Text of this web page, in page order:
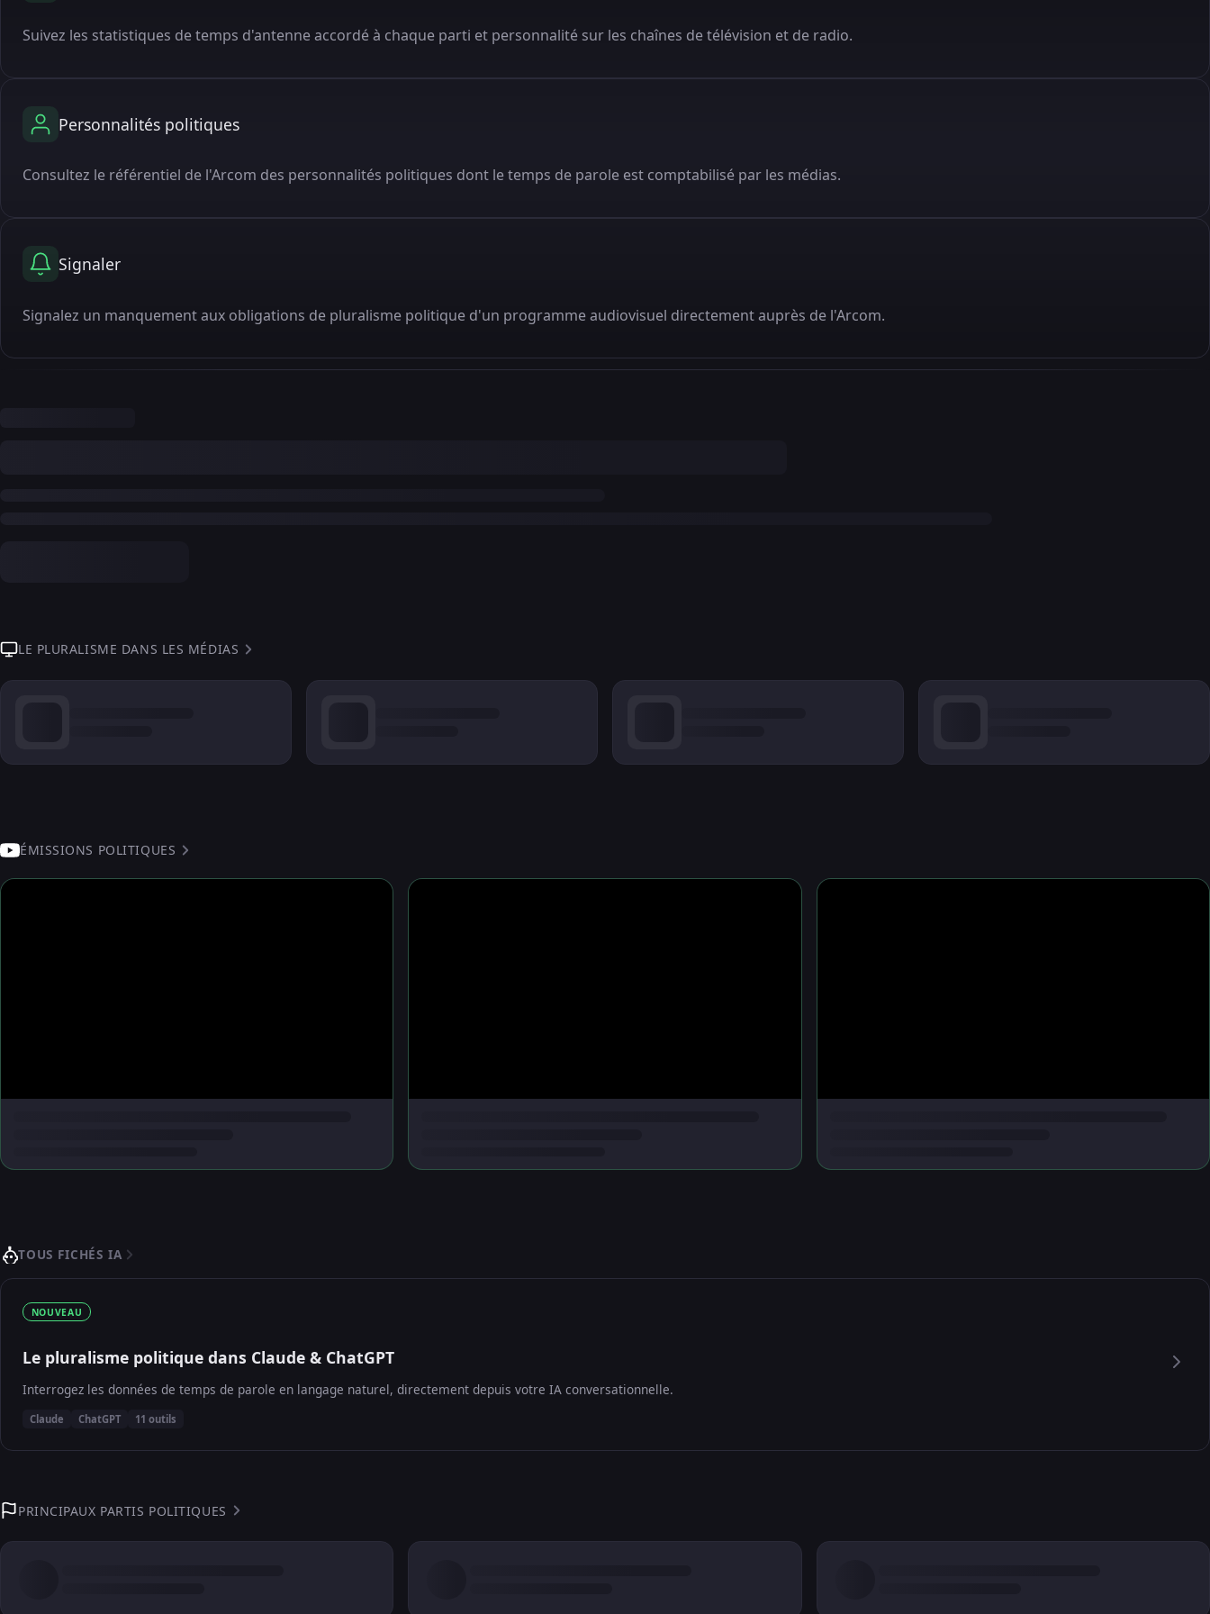
Suivez les statistiques de temps d'antenne accordé à chaque parti et personnalité sur les chaînes de télévision et de radio.
Personnalités politiques
Consultez le référentiel de l'Arcom des personnalités politiques dont le temps de parole est comptabilisé par les médias.
Signaler
Signalez un manquement aux obligations de pluralisme politique d'un programme audiovisuel directement auprès de l'Arcom.
LE PLURALISME DANS LES MÉDIAS
ÉMISSIONS POLITIQUES
TOUS FICHÉS IA
NOUVEAU
Le pluralisme politique dans Claude & ChatGPT
Interrogez les données de temps de parole en langage naturel, directement depuis votre IA conversationnelle.
Claude ChatGPT 11 outils
PRINCIPAUX PARTIS POLITIQUES